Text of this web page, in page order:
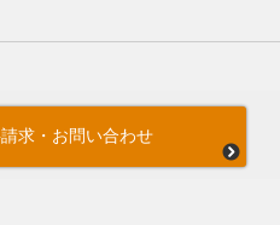
求・お問い合わせ